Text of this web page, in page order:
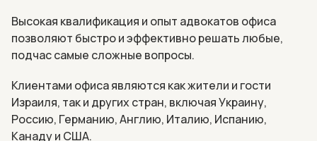
Высокая квалификация и опыт адвокатов офиса
позволяют быстро и эффективно решать любые,
подчас самые сложные вопросы.
Клиентами офиса являются как жители и гости
Израиля, так и других стран, включая Украину,
Россию, Германию, Англию, Италию, Испанию,
Канаду и США.